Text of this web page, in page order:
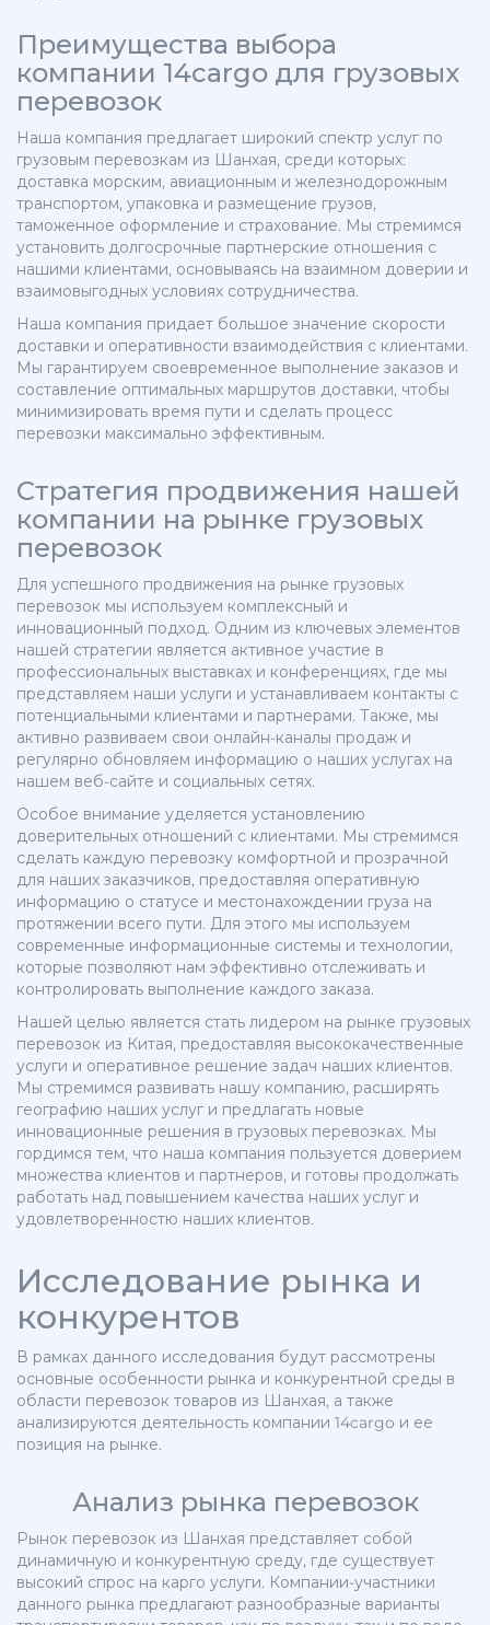
Преимущества выбора
компании 14cargo для грузовых
перевозок
Наша компания предлагает широкий спектр услуг по
грузовым перевозкам из Шанхая, среди которых:
доставка морским, авиационным и железнодорожным
транспортом, упаковка и размещение грузов,
таможенное оформление и страхование. Мы стремимся
установить долгосрочные партнерские отношения с
нашими клиентами, основываясь на взаимном доверии и
взаимовыгодных условиях сотрудничества.
Наша компания придает большое значение скорости
доставки и оперативности взаимодействия с клиентами.
Мы гарантируем своевременное выполнение заказов и
составление оптимальных маршрутов доставки, чтобы
минимизировать время пути и сделать процесс
перевозки максимально эффективным.
Стратегия продвижения нашей
компании на рынке грузовых
перевозок
Для успешного продвижения на рынке грузовых
перевозок мы используем комплексный и
инновационный подход. Одним из ключевых элементов
нашей стратегии является активное участие в
профессиональных выставках и конференциях, где мы
представляем наши услуги и устанавливаем контакты с
потенциальными клиентами и партнерами. Также, мы
активно развиваем свои онлайн-каналы продаж и
регулярно обновляем информацию о наших услугах на
нашем веб-сайте и социальных сетях.
Особое внимание уделяется установлению
доверительных отношений с клиентами. Мы стремимся
сделать каждую перевозку комфортной и прозрачной
для наших заказчиков, предоставляя оперативную
информацию о статусе и местонахождении груза на
протяжении всего пути. Для этого мы используем
современные информационные системы и технологии,
которые позволяют нам эффективно отслеживать и
контролировать выполнение каждого заказа.
Нашей целью является стать лидером на рынке грузовых
перевозок из Китая, предоставляя высококачественные
услуги и оперативное решение задач наших клиентов.
Мы стремимся развивать нашу компанию, расширять
географию наших услуг и предлагать новые
инновационные решения в грузовых перевозках. Мы
гордимся тем, что наша компания пользуется доверием
множества клиентов и партнеров, и готовы продолжать
работать над повышением качества наших услуг и
удовлетворенностю наших клиентов.
Исследование рынка и
конкурентов
В рамках данного исследования будут рассмотрены
основные особенности рынка и конкурентной среды в
области перевозок товаров из Шанхая, а также
анализируются деятельность компании 14cargo и ее
позиция на рынке.
Анализ рынка перевозок
Рынок перевозок из Шанхая представляет собой
динамичную и конкурентную среду, где существует
высокий спрос на карго услуги. Компании-участники
данного рынка предлагают разнообразные варианты